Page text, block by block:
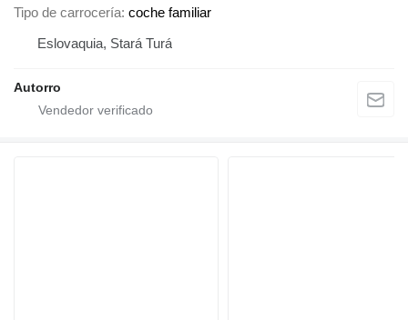
Tipo de carrocería coche familiar
Eslovaquia, Stará Turá
Autorro